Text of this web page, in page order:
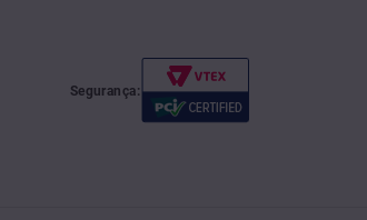
Segurança: